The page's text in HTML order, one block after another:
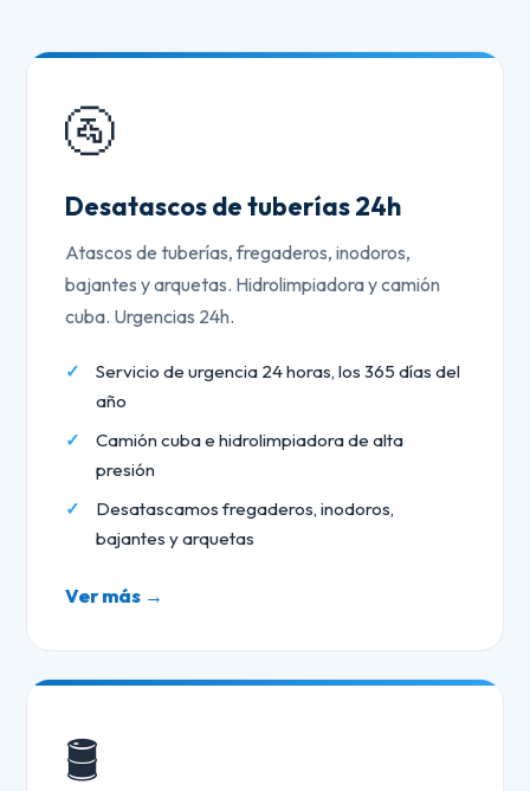
🚰
Desatascos de tuberías 24h
Atascos de tuberías, fregaderos, inodoros,
bajantes y arquetas. Hidrolimpiadora y camión
cuba. Urgencias 24h.
Servicio de urgencia 24 horas, los 365 días del
año
Camión cuba e hidrolimpiadora de alta
presión
Desatascamos fregaderos, inodoros,
bajantes y arquetas
Ver más →
🛢️